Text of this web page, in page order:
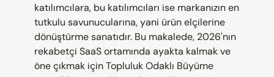
katılımcılara, bu katılımcıları ise markanızın en
tutkulu savunucularına, yani ürün elçilerine
dönüştürme sanatıdır. Bu makalede, 2026'nın
rekabetçi SaaS ortamında ayakta kalmak ve
öne çıkmak için Topluluk Odaklı Büyüme